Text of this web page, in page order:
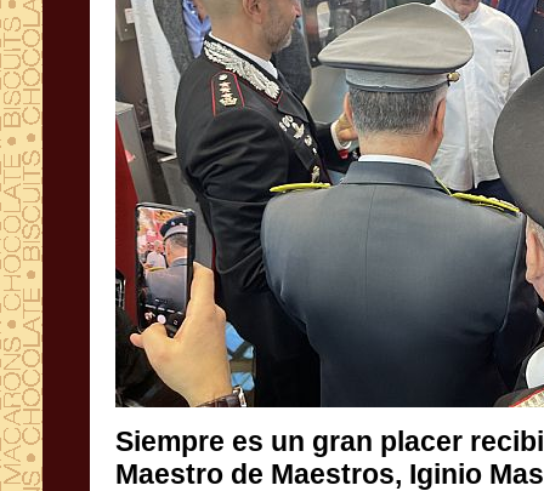
Siempre es un gran placer
Maestro de Maestros, Iginio